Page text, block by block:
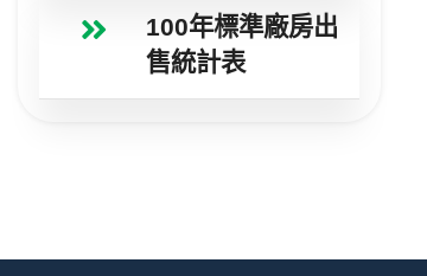
100年標準廠房出
售統計表